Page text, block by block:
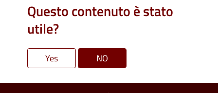
Questo contenuto è stato
utile?